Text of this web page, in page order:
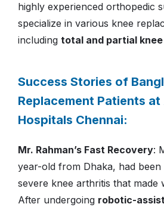
highly experienced orthopedic
specialize in various knee
including total and partial
Success Stories of
Replacement Patients
Hospitals Chennai:
Mr. Rahman’s Fast Recovery:
year-old from Dhaka, had
severe knee arthritis that made
After undergoing robotic-